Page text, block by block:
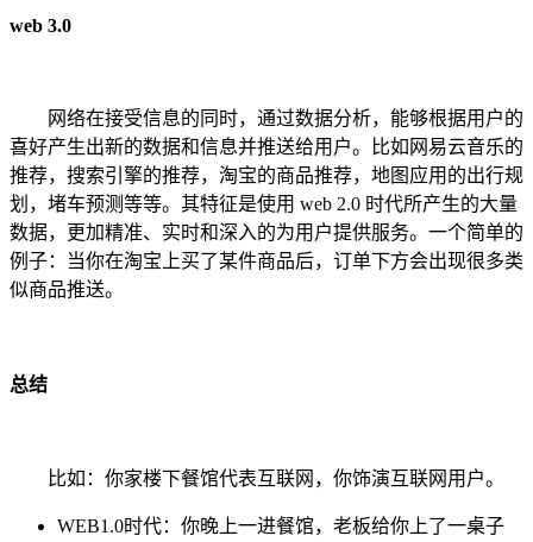
web 3.0
网络在接受信息的同时，通过数据分析，能够根据用户的
喜好产生出新的数据和信息并推送给用户。比如网易云音乐的
推荐，搜索引擎的推荐，淘宝的商品推荐，地图应用的出行规
划，堵车预测等等。其特征是使用 web 2.0 时代所产生的大量
数据，更加精准、实时和深入的为用户提供服务。一个简单的
例子：当你在淘宝上买了某件商品后，订单下方会出现很多类
似商品推送。
总结
比如：你家楼下餐馆代表互联网，你饰演互联网用户。
WEB1.0时代：你晚上一进餐馆，老板给你上了一桌子